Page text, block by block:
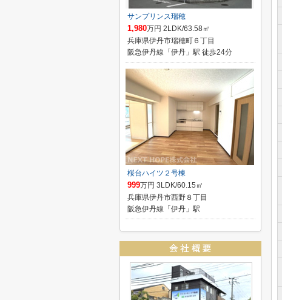
サンプリンス瑞穂
1,980万円 2LDK/63.58㎡
兵庫県伊丹市瑞穂町６丁目
阪急伊丹線「伊丹」駅 徒歩24分
桜台ハイツ２号棟
999万円 3LDK/60.15㎡
兵庫県伊丹市西野８丁目
阪急伊丹線「伊丹」駅